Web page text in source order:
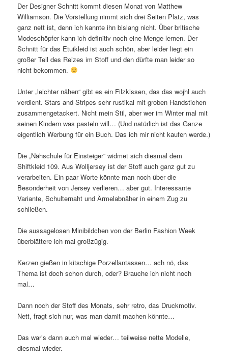
Der Designer Schnitt kommt diesen Monat von Matthew
Williamson. Die Vorstellung nimmt sich drei Seiten Platz, was
ganz nett ist, denn ich kannte ihn bislang nicht. Über britische
Modeschöpfer kann ich definitiv noch eine Menge lernen. Der
Schnitt für das Etuikleid ist auch schön, aber leider liegt ein
großer Teil des Reizes im Stoff und den dürfte man leider so
nicht bekommen.
Unter „leichter nähen“ gibt es ein Filzkissen, das das wojhl auch
verdient. Stars and Stripes sehr rustikal mit groben Handstichen
zusammengetackert. Nicht mein Stil, aber wer im Winter mal mit
seinen Kindern was pasteln will… (Und natürlich ist das Ganze
eigentlich Werbung für ein Buch. Das ich mir nicht kaufen werde.)
Die „Nähschule für Einsteiger“ widmet sich diesmal dem
Shiftkleid 109. Aus Wolljersey ist der Stoff auch ganz gut zu
verarbeiten. Ein paar Worte könnte man noch über die
Besonderheit von Jersey verlieren… aber gut. Interessante
Variante, Schulternaht und Ärmelabnäher in einem Zug zu
schließen.
Die aussagelosen Minibildchen von der Berlin Fashion Week
überblättere ich mal großzügig.
Kerzen gießen in kitschige Porzellantassen… ach nö, das
Thema ist doch schon durch, oder? Brauche ich nicht noch
mal…
Dann noch der Stoff des Monats, sehr retro, das Druckmotiv.
Nett, fragt sich nur, was man damit machen könnte…
Das war’s dann auch mal wieder… teilweise nette Modelle,
diesmal wieder.